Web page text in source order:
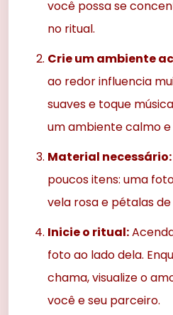
você possa se
no ritual.
Crie um ambiente
ao redor influencia
suaves e toque
um ambiente calmo
Material necessário:
poucos itens: uma
vela rosa e pétalas de
Inicie o ritual:
foto ao lado dela.
chama, visualize o
você e seu parceiro.